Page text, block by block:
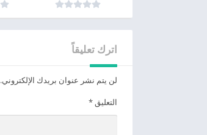
اترك تعليقاً
لن يتم نشر عنوان بريدك الإلكتروني.
التعليق*